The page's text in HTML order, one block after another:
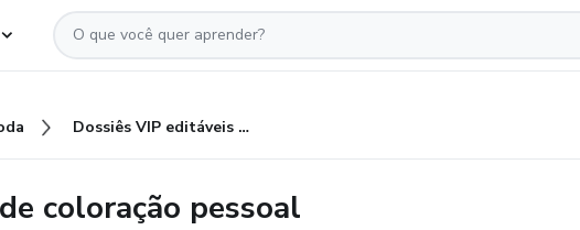
Dossiês VIP editáveis de coloração pessoal
coloração pessoal